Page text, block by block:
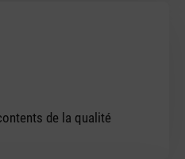
de la qualité